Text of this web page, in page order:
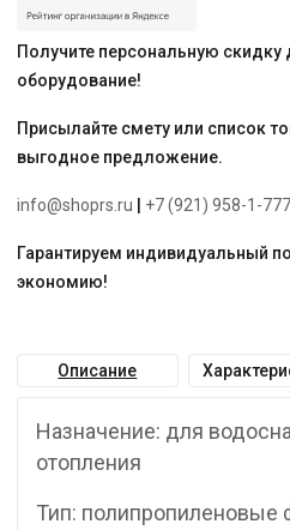
Получите персональную скидку
оборудование!
Присылайте смету или список
выгодное предложение.
info@shoprs.ru +7 (921) 958-1-777
Гарантируем индивидуальный
экономию!
Описание
Назначение: для
отопления
Тип: полипропиленовые